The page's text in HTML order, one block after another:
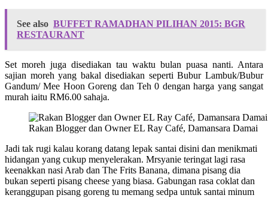
See also BUFFET RAMADHAN PILIHAN 2015: BGR
RESTAURANT
Set moreh juga disediakan tau waktu bulan puasa nanti. Antara
sajian moreh yang bakal disediakan seperti Bubur Lambuk/Bubur
Gandum/ Mee Hoon Goreng dan Teh 0 dengan harga yang sangat
murah iaitu RM6.00 sahaja.
Rakan Blogger dan Owner EL Ray Café, Damansara Damai
Jadi tak rugi kalau korang datang lepak santai disini dan menikmati
hidangan yang cukup menyelerakan. Mrsyanie teringat lagi rasa
keenakkan nasi Arab dan The Frits Banana, dimana pisang dia
bukan seperti pisang cheese yang biasa. Gabungan rasa coklat dan
keranggupan pisang goreng tu memang sedpa untuk santai minum